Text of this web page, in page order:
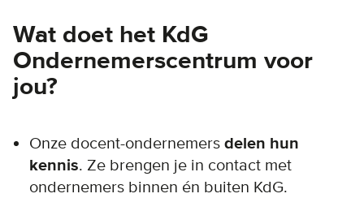
Wat doet het KdG
Ondernemerscentrum voor
jou?
Onze docent-ondernemers delen hun
kennis. Ze brengen je in contact met
ondernemers binnen én buiten KdG.